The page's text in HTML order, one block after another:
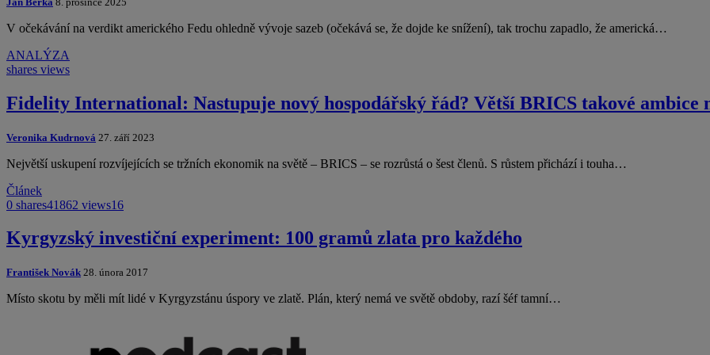
V očekávání na verdikt amerického Fedu ohledně vývoje sazeb (očekává se, že dojde ke snížení), tak trochu zapadlo, že americká…
ANALÝZA
shares views
Fidelity International: Nastupuje nový hospodářský řád? Větší BRICS takové ambice
Veronika Kudrnová 27. září 2023
Největší uskupení rozvíjejících se tržních ekonomik na světě –⁠ BRICS – se rozrůstá o šest členů. S růstem přichází i touha…
Článek
0 shares41862 views16
Kyrgyzský investiční experiment: 100 gramů zlata pro každého
František Novák 28. února 2017
Místo skotu by měli mít lidé v Kyrgyzstánu úspory ve zlatě. Plán, který nemá ve světě obdoby, razí šéf tamní…